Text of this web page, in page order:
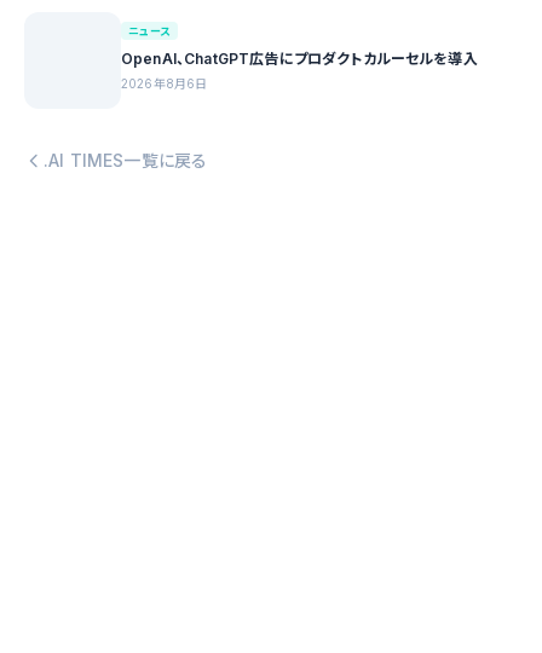
ニュース
OpenAI、ChatGPT広告にプロダクトカルーセルを導入
2026年8月6日
.AI TIMES一覧に戻る